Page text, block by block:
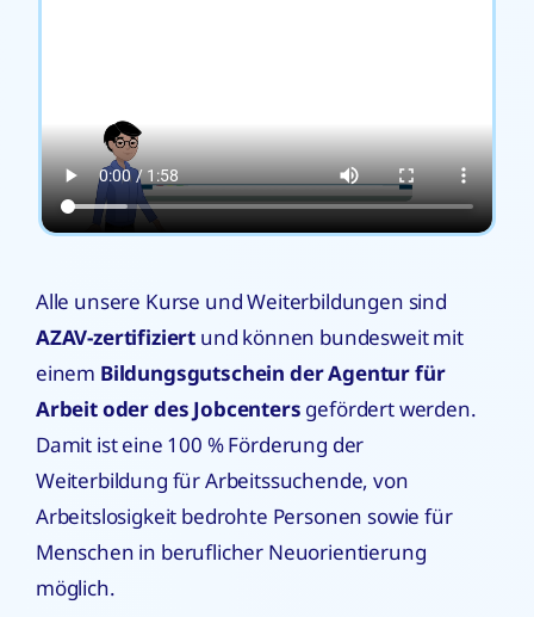
Alle unsere Kurse und Weiterbildungen sind
AZAV-zertifiziert und können bundesweit mit
einem Bildungsgutschein der Agentur für
Arbeit oder des Jobcenters gefördert werden.
Damit ist eine 100 % Förderung der
Weiterbildung für Arbeitssuchende, von
Arbeitslosigkeit bedrohte Personen sowie für
Menschen in beruflicher Neuorientierung
möglich.